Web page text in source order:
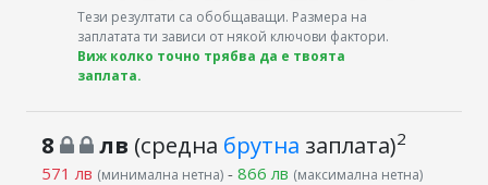
Тези резултати са обобщаващи. Размера на
заплатата ти зависи от някой ключови фактори.
Виж колко точно трябва да е твоята
заплата.
8 лв (средна брутна заплата)2
571 лв (минимална нетна)- 866 лв (максимална нетна)